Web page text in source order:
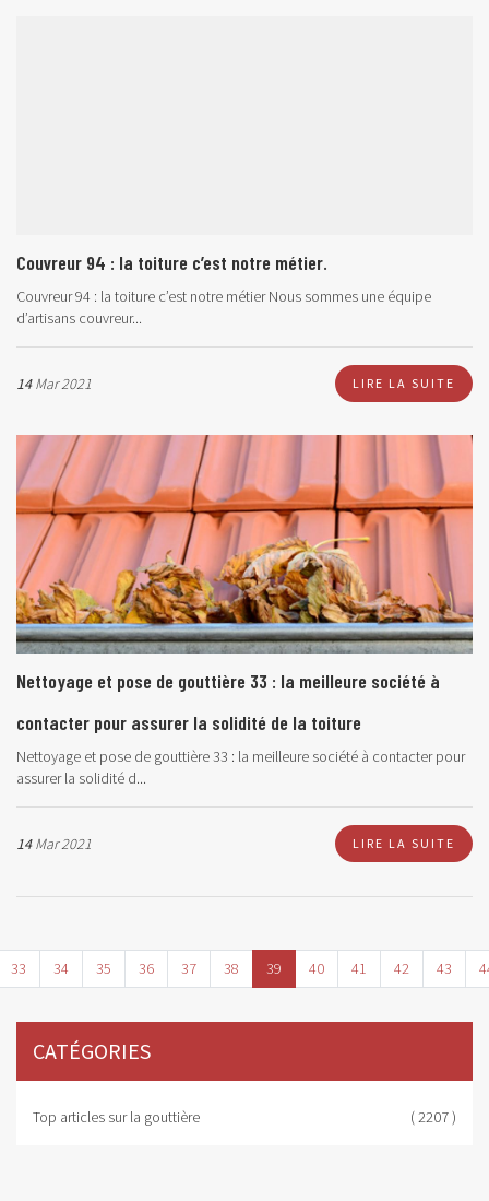
Couvreur 94 : la toiture c’est notre métier.
Couvreur 94 : la toiture c’est notre métierNous sommes une équipe
d’artisans couvreur...
14Mar 2021 LIRE LA SUITE
Nettoyage et pose de gouttière 33 : la meilleure société à
contacter pour assurer la solidité de la toiture
Nettoyage et pose de gouttière 33 : la meilleure société à contacter pour
assurer la solidité d...
14Mar 2021 LIRE LA SUITE
33 34 35 36 37 38 39 40 41 42 43
CATÉGORIES
Top articles sur la gouttière ( 2207 )